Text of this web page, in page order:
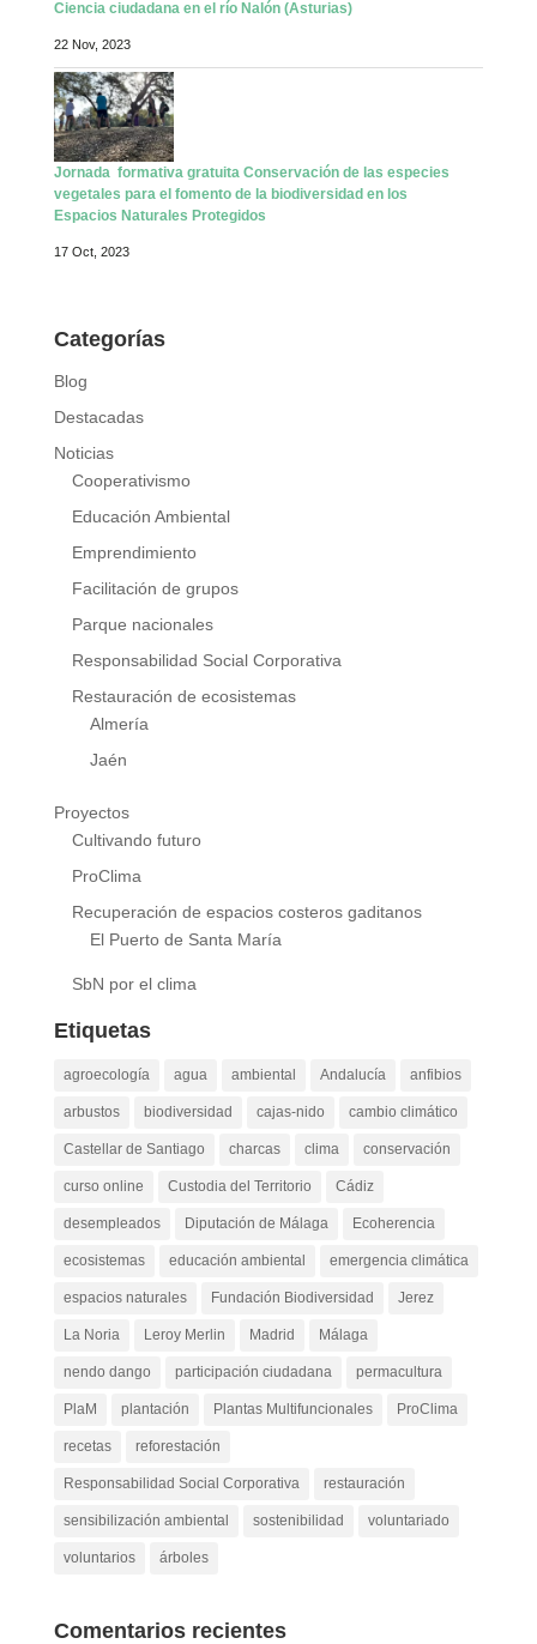
Ciencia ciudadana en el río Nalón (Asturias)
22 Nov, 2023
Jornada formativa gratuita Conservación de las especies
vegetales para el fomento de la biodiversidad en los
Espacios Naturales Protegidos
17 Oct, 2023
Categorías
Blog
Destacadas
Noticias
Cooperativismo
Educación Ambiental
Emprendimiento
Facilitación de grupos
Parque nacionales
Responsabilidad Social Corporativa
Restauración de ecosistemas
Almería
Jaén
Proyectos
Cultivando futuro
ProClima
Recuperación de espacios costeros gaditanos
El Puerto de Santa María
SbN por el clima
Etiquetas
agroecología agua ambiental Andalucía anfibios
arbustos biodiversidad cajas-nido cambio climático
Castellar de Santiago charcas clima conservación
curso online Custodia del Territorio Cádiz
desempleados Diputación de Málaga Ecoherencia
ecosistemas educación ambiental emergencia climática
espacios naturales Fundación Biodiversidad Jerez
La Noria Leroy Merlin Madrid Málaga
nendo dango participación ciudadana permacultura
PlaM plantación Plantas Multifuncionales ProClima
recetas reforestación
Responsabilidad Social Corporativa restauración
sensibilización ambiental sostenibilidad voluntariado
voluntarios árboles
Comentarios recientes